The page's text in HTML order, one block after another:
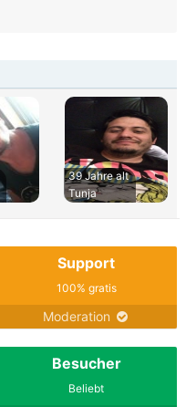
39 Jahre alt
Tunja
Support
100% gratis
Moderation
Besucher
Beliebt